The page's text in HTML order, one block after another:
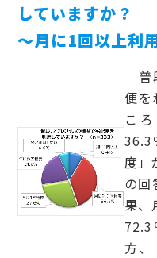
していますか？
～月に1回以上利
普
便を
こ
36.3
度」
の回
果、
方